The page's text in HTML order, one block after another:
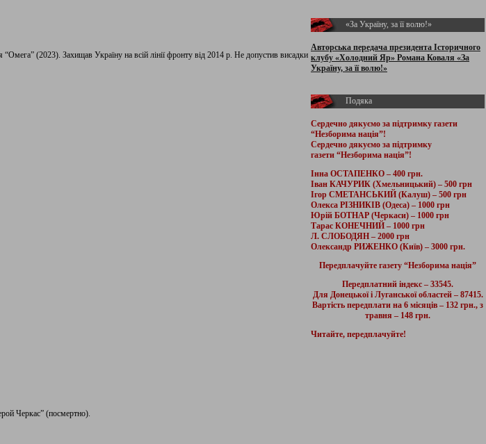
(2023). Захищав Україну на всій лінії фронту від 2014 р. Не допустив висадки
Черкас” (посмертно).
«За Україну, за її волю!»
Авторська передача президента Історичного
клубу «Холодний Яр» Романа Коваля «За
Україну, за її волю!»
Подяка
Сердечно дякуємо за підтримку газети
“Незборима нація”!
Сердечно дякуємо за підтримку
газети “Незборима нація”!
Інна ОСТАПЕНКО – 400 грн.
Іван КАЧУРИК (Хмельницький) – 500 грн
Ігор СМЕТАНСЬКИЙ (Калуш) – 500 грн
Олекса РІЗНИКІВ (Одеса) – 1000 грн
Юрій БОТНАР (Черкаси) – 1000 грн
Тарас КОНЕЧНИЙ – 1000 грн
Л. СЛОБОДЯН – 2000 грн
Олександр РИЖЕНКО (Київ) – 3000 грн.
Передплачуйте газету “Незборима нація”
Передплатний індекс – 33545.
Для Донецької і Луганської областей – 87415.
Вартість передплати на 6 місяців – 132 грн., з
травня – 148 грн.
Читайте, передплачуйте!